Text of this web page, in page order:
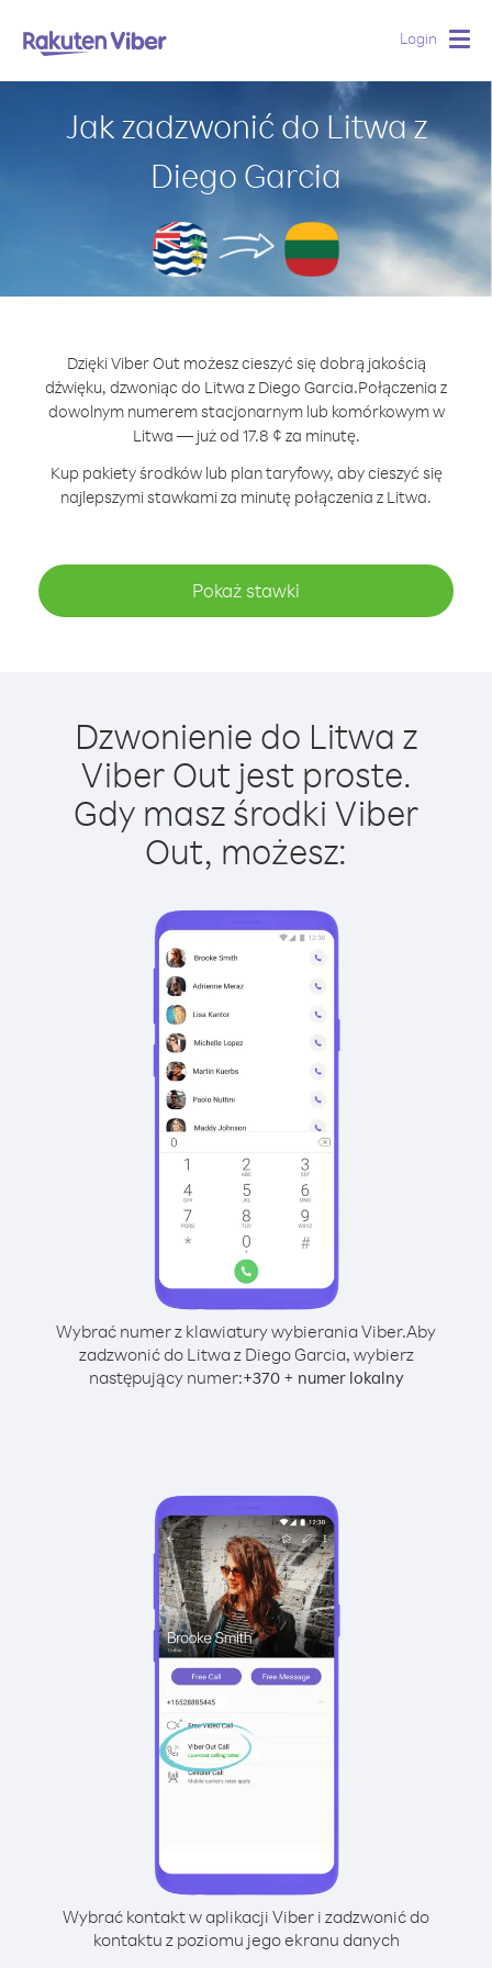
Login
Jak zadzwonić do Litwa z
Diego Garcia
Dzięki Viber Out możesz cieszyć się dobrą jakością
dźwięku, dzwoniąc do Litwa z Diego Garcia.Połączenia z
dowolnym numerem stacjonarnym lub komórkowym w
Litwa — już od 17.8 ¢ za minutę.
Kup pakiety środków lub plan taryfowy, aby cieszyć się
najlepszymi stawkami za minutę połączenia z Litwa.
Pokaż stawki
Dzwonienie do Litwa z
Viber Out jest proste.
Gdy masz środki Viber
Out, możesz:
Wybrać numer z klawiatury wybierania Viber.Aby
zadzwonić do Litwa z Diego Garcia, wybierz
następujący numer:+370+ numer lokalny
Wybrać kontakt w aplikacji Viber i zadzwonić do
kontaktu z poziomu jego ekranu danych